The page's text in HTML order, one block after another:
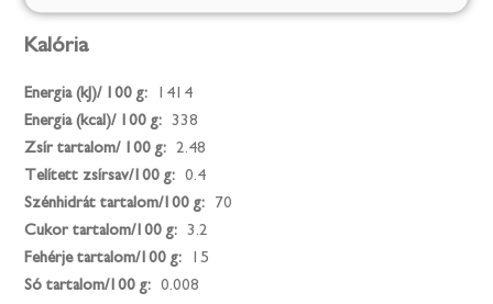
Kalória
Energia (kJ)/ 100 g:
1414
Energia (kcal)/ 100 g:
338
Zsír tartalom/ 100 g:
2.48
Telített zsírsav/100 g:
0.4
Szénhidrát tartalom/100 g:
70
Cukor tartalom/100 g:
3.2
Fehérje tartalom/100 g:
15
Só tartalom/100 g:
0.008